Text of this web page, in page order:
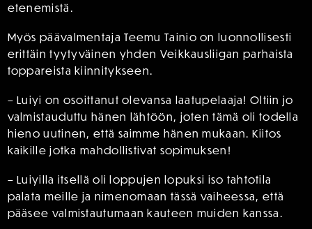
etenemistä.
Myös päävalmentaja Teemu Tainio on luonnollisesti
erittäin tyytyväinen yhden Veikkausliigan parhaista
toppareista kiinnitykseen.
– Luiyi on osoittanut olevansa laatupelaaja! Oltiin jo
valmistauduttu hänen lähtöön, joten tämä oli todella
hieno uutinen, että saimme hänen mukaan. Kiitos
kaikille jotka mahdollistivat sopimuksen!
– Luiyilla itsellä oli loppujen lopuksi iso tahtotila
palata meille ja nimenomaan tässä vaiheessa, että
pääsee valmistautumaan kauteen muiden kanssa.